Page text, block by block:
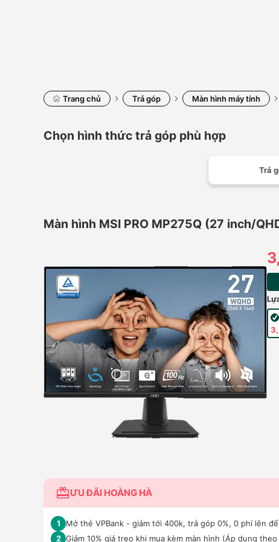
Trang chủ Trả góp Màn hình máy tính
Chọn hình thức trả góp phù hợp
Trả
Màn hình MSI PRO MP275Q (27 inch/
ƯU ĐÃI HOÀNG HÀ
1 Mở thẻ VPBank - giảm tới 400k, trả góp 0%, 0 phí lên
2 Giảm 10% giá treo khi mua kèm màn hình (Áp dụng